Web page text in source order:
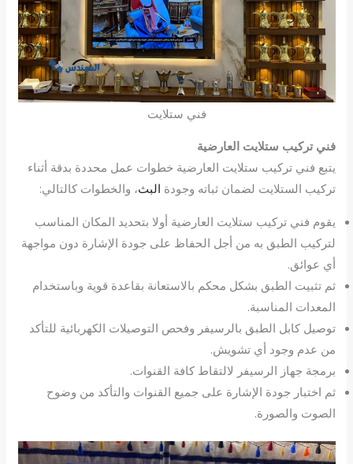
فني ستلايت
فني تركيب ستلايت العارضية
يتبع فني تركيب ستلايت العارضية خطوات عمل محددة بدقة أثناء
تركيب الستلايت لضمان ثباته وجودة البث، والخطوات كالتالي:
يقوم فني تركيب ستلايت العارضية أولا بتحديد المكان المناسب
لتركيب الطبق به من أجل الحفاظ على جودة الإشارة دون مواجهة
أي عوائق.
ثم تثبيت الطبق بشكل محكم بالاستعانة بقاعدة قوية وباستخدام
المعدات المناسبة.
توصيل كابل الطبق بالرسيفر وفحص التوصيلات الكهربائية للتأكد
من عدم وجود أي تشويش.
برمجة جهاز الرسيفر لالتقاط كافة القنوات.
ثم اختبار جودة الإشارة على جميع القنوات والتأكد من وضوح
الصوت والصورة.